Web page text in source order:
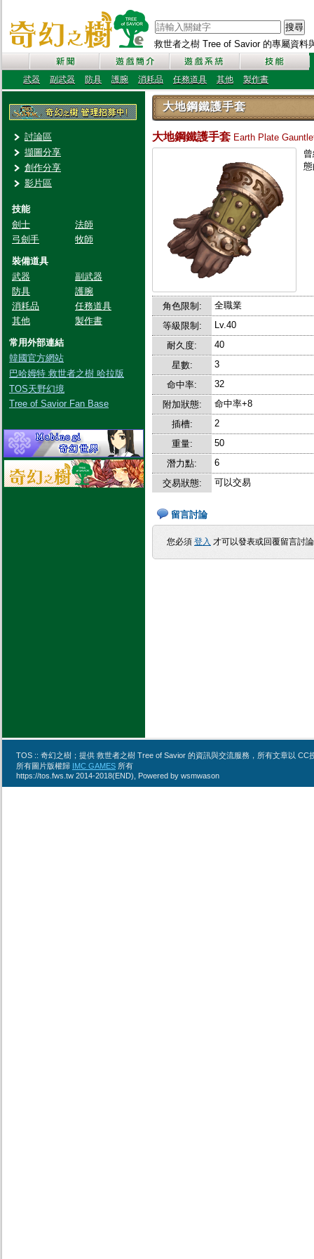
救世者之樹 Tree of Savior 的專屬資料
搜尋
武器 副武器 防具 護腕 消耗品 任務道具 其他 製作書
討論區
擷圖分享
創作分享
影片區
技能
劍士
法師
弓劍手
牧師
裝備道具
武器
副武器
防具
護腕
消耗品
任務道具
其他
製作書
常用外部連結
韓國官方網站
巴哈姆特 救世者之樹 哈拉版
TOS天野幻境
Tree of Savior Fan Base
大地鋼鐵護手套
大地鋼鐵護手套 Earth Plate
角色限制:
全職業
等級限制:
Lv.40
耐久度:
40
星數:
3
命中率:
32
附加狀態:
命中率+8
插槽:
2
重量:
50
潛力點:
6
交易狀態:
可以交易
留言討論
您必須 登入 才可以發表或回覆留言討論
TOS :: 奇幻之樹；提供 救世者之樹 Tree of Savior 的資訊與交流服務，所有文章以
所有圖片版權歸 IMC GAMES 所有
https://tos.fws.tw 2014-2018(END), Powered by wsmwason